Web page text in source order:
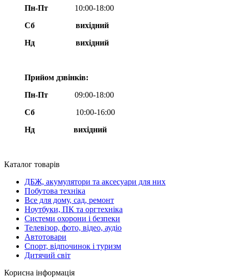
Пн-Пт
10:00-18:00
Сб
вихідний
Нд
вихідний
Прийом дзвінків:
Пн-Пт
09:00-18:00
Сб
10:00-16:00
Нд вихідний
Каталог товарів
ДБЖ, акумулятори та аксесуари для них
Побутова техніка
Все для дому, сад, ремонт
Ноутбуки, ПК та оргтехніка
Системи охорони і безпеки
Телевізор, фото, відео, аудіо
Автотовари
Спорт, відпочинок і туризм
Дитячий світ
Корисна інформація